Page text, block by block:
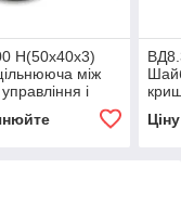
Н(50х40х3)
між
і
го